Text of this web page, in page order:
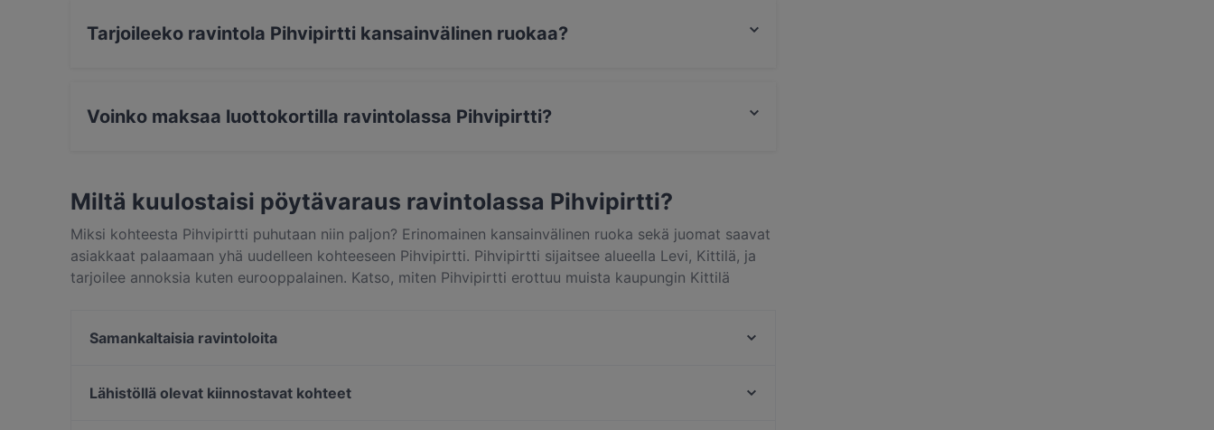
osoitukseksi muille mittelijöille omasta mahdistaan.
Tarjoileeko ravintola Pihvipirtti kansainvälinen ruokaa?
Voinko maksaa luottokortilla ravintolassa Pihvipirtti?
Miltä kuulostaisi pöytävaraus ravintolassa Pihvipirtti?
Miksi kohteesta Pihvipirtti puhutaan niin paljon? Erinomainen kansainvälinen ruoka sekä juomat saavat
asiakkaat palaamaan yhä uudelleen kohteeseen Pihvipirtti. Pihvipirtti sijaitsee alueella Levi, Kittilä, ja
tarjoilee annoksia kuten eurooppalainen. Katso, miten Pihvipirtti erottuu muista kaupungin Kittilä
Samankaltaisia ravintoloita
Ravintola Kammi
Lähistöllä olevat kiinnostavat kohteet